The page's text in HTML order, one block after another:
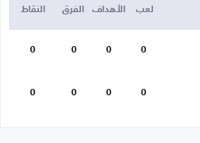
لعب الأهداف الفرق النقاط
0
0
0
0
0
0
0
0